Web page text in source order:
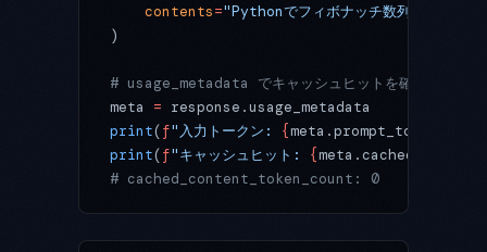
    contents
="Pythonでフィボナッチ数列を実装して
)
# usage_metadata でキャッシュヒットを確認
meta = response.usage_metadata
print(f"入力トークン: {
print(f"キャッシュヒット: {
# cached_content_token_count: 0